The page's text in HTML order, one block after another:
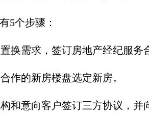
5个步骤：
需求，签订房地产经纪服务
的新房楼盘选定新房。
意向客户签订三方协议，并